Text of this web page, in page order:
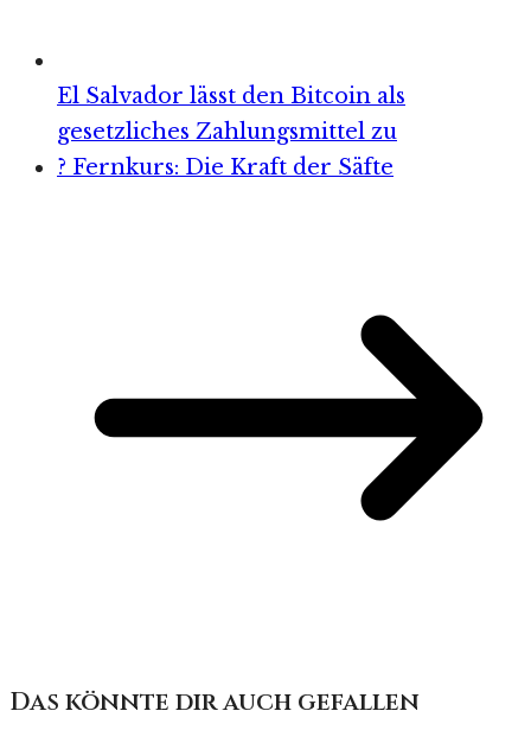
El Salvador lässt den Bitcoin als
gesetzliches Zahlungsmittel zu
? Fernkurs: Die Kraft der Säfte
Das könnte dir auch gefallen